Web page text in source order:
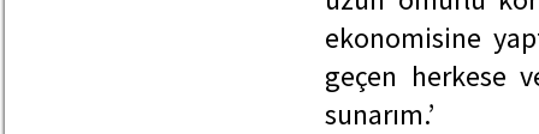
ekonomisine
geçen herkese
sunarım.’